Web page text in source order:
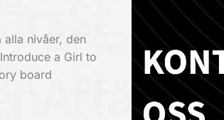
nivåer, den
a Girl to
board